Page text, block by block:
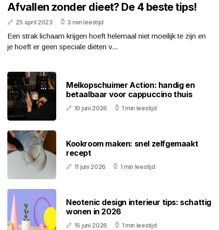
Afvallen zonder dieet? De 4 beste tips!
25 april 2023 3 min leestijd
Een strak lichaam krijgen hoeft helemaal niet moeilijk te zijn en
je hoeft er geen speciale diëten v...
Melkopschuimer Action: handig en
betaalbaar voor cappuccino thuis
10 juni 2026 1 min leestijd
Kookroom maken: snel zelfgemaakt
recept
11 juni 2026 1 min leestijd
Neotenic design interieur tips: schattig
wonen in 2026
15 juni 2026 1 min leestijd